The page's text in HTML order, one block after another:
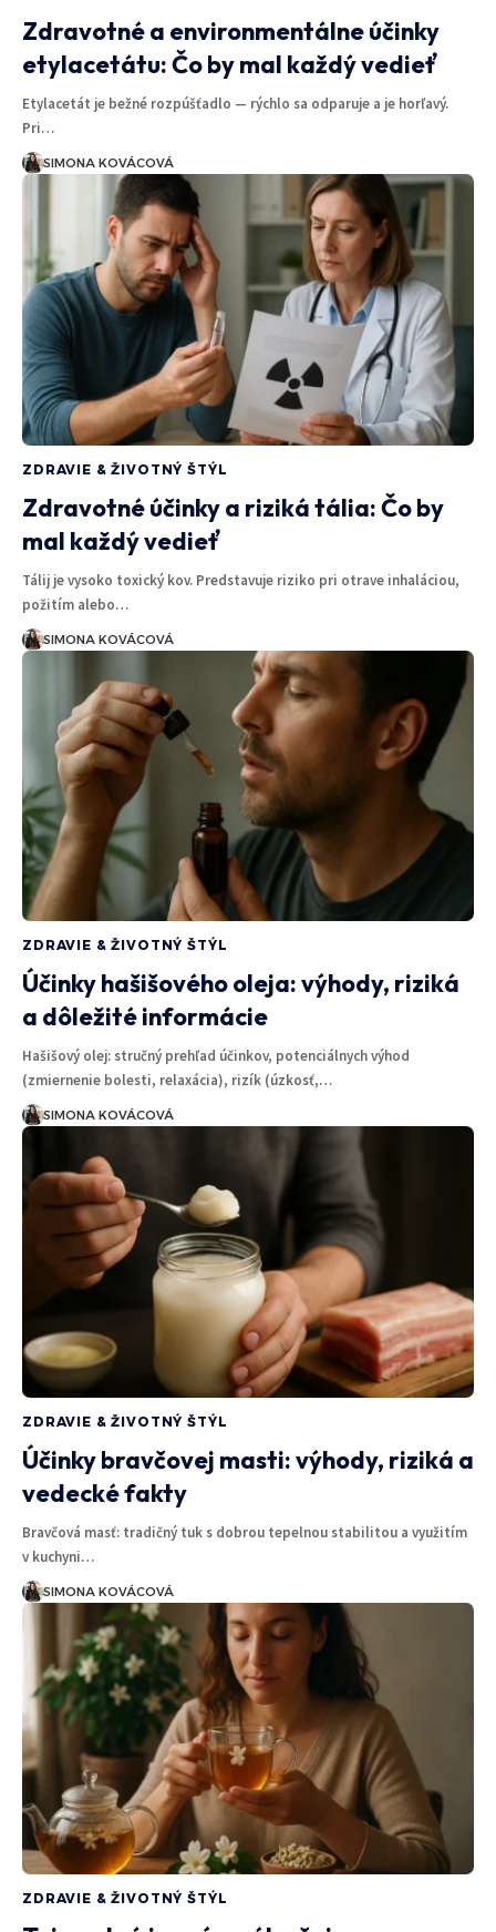
Zdravotné a environmentálne účinky
etylacetátu: Čo by mal každý vedieť
Etylacetát je bežné rozpúšťadlo — rýchlo sa odparuje a je horľavý.
Pri…
SIMONA KOVÁCOVÁ
ZDRAVIE & ŽIVOTNÝ ŠTÝL
Zdravotné účinky a riziká tália: Čo by
mal každý vedieť
Tálij je vysoko toxický kov. Predstavuje riziko pri otrave inhaláciou,
požitím alebo…
SIMONA KOVÁCOVÁ
ZDRAVIE & ŽIVOTNÝ ŠTÝL
Účinky hašišového oleja: výhody, riziká
a dôležité informácie
Hašišový olej: stručný prehľad účinkov, potenciálnych výhod
(zmiernenie bolesti, relaxácia), rizík (úzkosť,…
SIMONA KOVÁCOVÁ
ZDRAVIE & ŽIVOTNÝ ŠTÝL
Účinky bravčovej masti: výhody, riziká a
vedecké fakty
Bravčová masť: tradičný tuk s dobrou tepelnou stabilitou a využitím
v kuchyni…
SIMONA KOVÁCOVÁ
ZDRAVIE & ŽIVOTNÝ ŠTÝL